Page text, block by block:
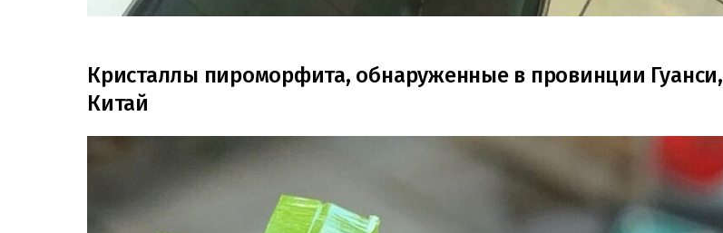
Кристаллы пироморфита, обнаруженные в провинции Гуанси,
Китай